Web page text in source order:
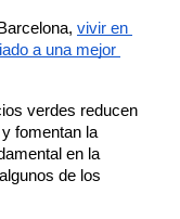
vivir en
a una mejor
verdes reducen
fomentan la
en la
de los